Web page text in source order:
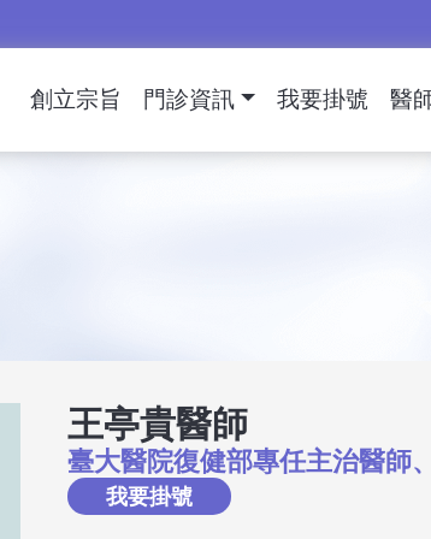
創立宗旨 門診資訊 我要掛號 醫
王亭貴醫師
臺大醫院復健部專任主治醫師
我要掛號